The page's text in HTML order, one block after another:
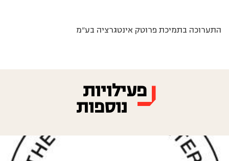
התערוכה בתמיכת פרוטק אינטגרציה בע”מ
פעילויות
נוספות